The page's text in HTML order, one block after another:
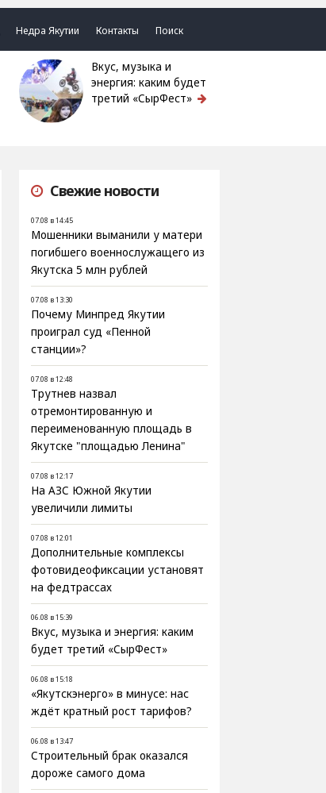
Недра Якутии Контакты Поиск
Вкус, музыка и
энергия: каким будет
третий «СырФест»
Свежие новости
07.08 в 14:45
Мошенники выманили у матери
погибшего военнослужащего из
Якутска 5 млн рублей
07.08 в 13:30
Почему Минпред Якутии
проиграл суд «Пенной
станции»?
07.08 в 12:48
Трутнев назвал
отремонтированную и
переименованную площадь в
Якутске "площадью Ленина"
07.08 в 12:17
На АЗС Южной Якутии
увеличили лимиты
07.08 в 12:01
Дополнительные комплексы
фотовидеофиксации установят
на федтрассах
06.08 в 15:39
Вкус, музыка и энергия: каким
будет третий «СырФест»
06.08 в 15:18
«Якутскэнерго» в минусе: нас
ждёт кратный рост тарифов?
06.08 в 13:47
Строительный брак оказался
дороже самого дома